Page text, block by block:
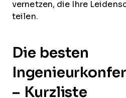
vernetzen, die Ihre
teilen.
Die besten
– Kurzliste